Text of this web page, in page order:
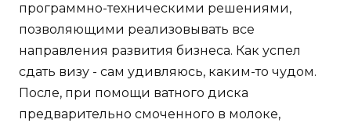
программно-техническими решениями,
позволяющими реализовывать все
направления развития бизнеса. Как успел
сдать визу - сам удивляюсь, каким-то чудом.
После, при помощи ватного диска
предварительно смоченного в молоке,